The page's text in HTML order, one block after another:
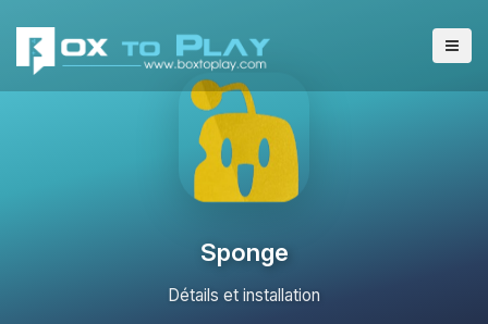
Sponge
Détails et installation